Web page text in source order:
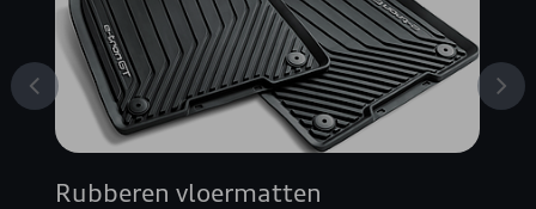
Rubberen vloermatten